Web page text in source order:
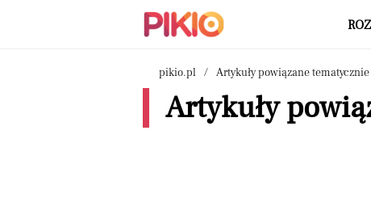
pikio.pl Artykuły powiązane tematycznie
Artykuły